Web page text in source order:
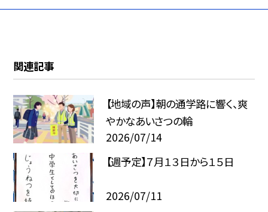
関連記事
【地域の声】朝の通学路に響く、爽
やかなあいさつの輪
2026/07/14
【週予定】７月１３日から１５日
2026/07/11